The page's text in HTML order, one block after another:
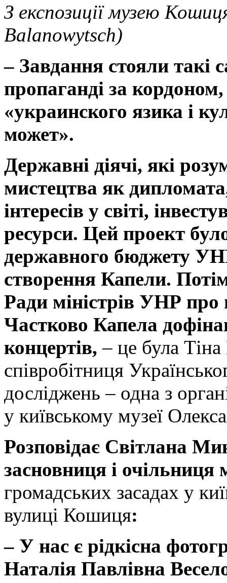
З експозиції музею
Balanowytsch)
– Завдання стояли такі
пропаганді за
«украинского язика і
может».
Державні діячі, які
мистецтва як
інтересів у світі,
ресурси. Цей проект
державного бюджету
створення Капели.
Ради міністрів УНР про
Частково Капела
концертів, – це була
співробітниця
досліджень – одна з
у київському музеї
Розповідає Світлана
засновниця і
громадських засадах у
вулиці Кошиця:
– У нас є рідкісна
Наталія Павлівна